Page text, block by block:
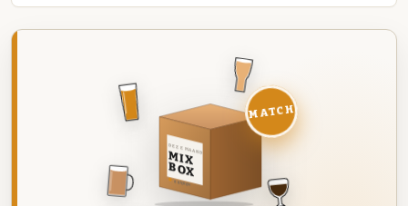
DEZE MAAND
MIX
BOX
8 BIEREN
MATCH